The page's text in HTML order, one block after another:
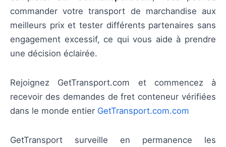
commander votre transport de marchandise aux
meilleurs prix et tester différents partenaires sans
engagement excessif, ce qui vous aide à prendre
une décision éclairée.
Rejoignez GetTransport.com et commencez à
recevoir des demandes de fret conteneur vérifiées
dans le monde entier GetTransport.com.com
GetTransport surveille en permanence les